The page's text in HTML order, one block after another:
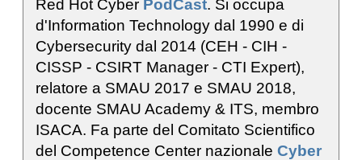
Red Hot Cyber PodCast. Si occupa
d'Information Technology dal 1990 e di
Cybersecurity dal 2014 (CEH - CIH -
CISSP - CSIRT Manager - CTI Expert),
relatore a SMAU 2017 e SMAU 2018,
docente SMAU Academy & ITS, membro
ISACA. Fa parte del Comitato Scientifico
del Competence Center nazionale Cyber